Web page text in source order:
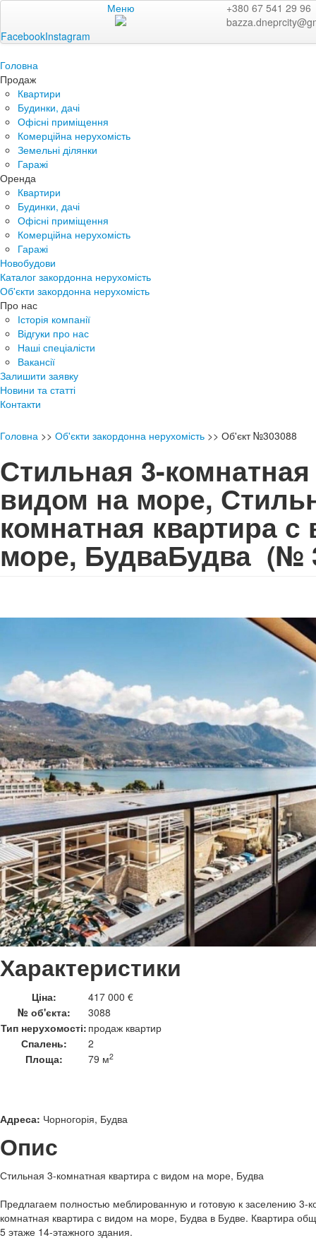
Меню
+380 67 541 29 96
FacebookInstagram
Головна
Продаж
Квартири
Будинки, дачі
Офісні приміщення
Комерційна нерухомість
Земельні ділянки
Гаражі
Оренда
Квартири
Будинки, дачі
Офісні приміщення
Комерційна нерухомість
Гаражі
Новобудови
Каталог закордонна нерухомість
Об'єкти закордонна нерухомість
Про нас
Історія компанії
Відгуки про нас
Наші спеціалісти
Вакансії
Залишити заявку
Новини та статті
Контакти
Головна >> Об'єкти закордонна нерухомість >> Об'єкт №303088
Стильная 3-
видом на море,
комнатная квартира
море, БудваБудва (№
Характеристики
Ціна:
417 000 €
№ об'єкта:
3088
Тип нерухомості: продаж квартир
Спалень:
2
Площа:
79 м2
Адреса: Чорногорія, Будва
Опис
Стильная 3-комнатная квартира с видом на море, Будва
Предлагаем полностью меблированную и готовую к заселению 3-
комнатная квартира с видом на море, Будва в Будве. Квартира
5 этаже 14-этажного здания.